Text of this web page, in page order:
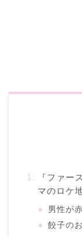
『ファー
マのロケ
男性が
餃子の